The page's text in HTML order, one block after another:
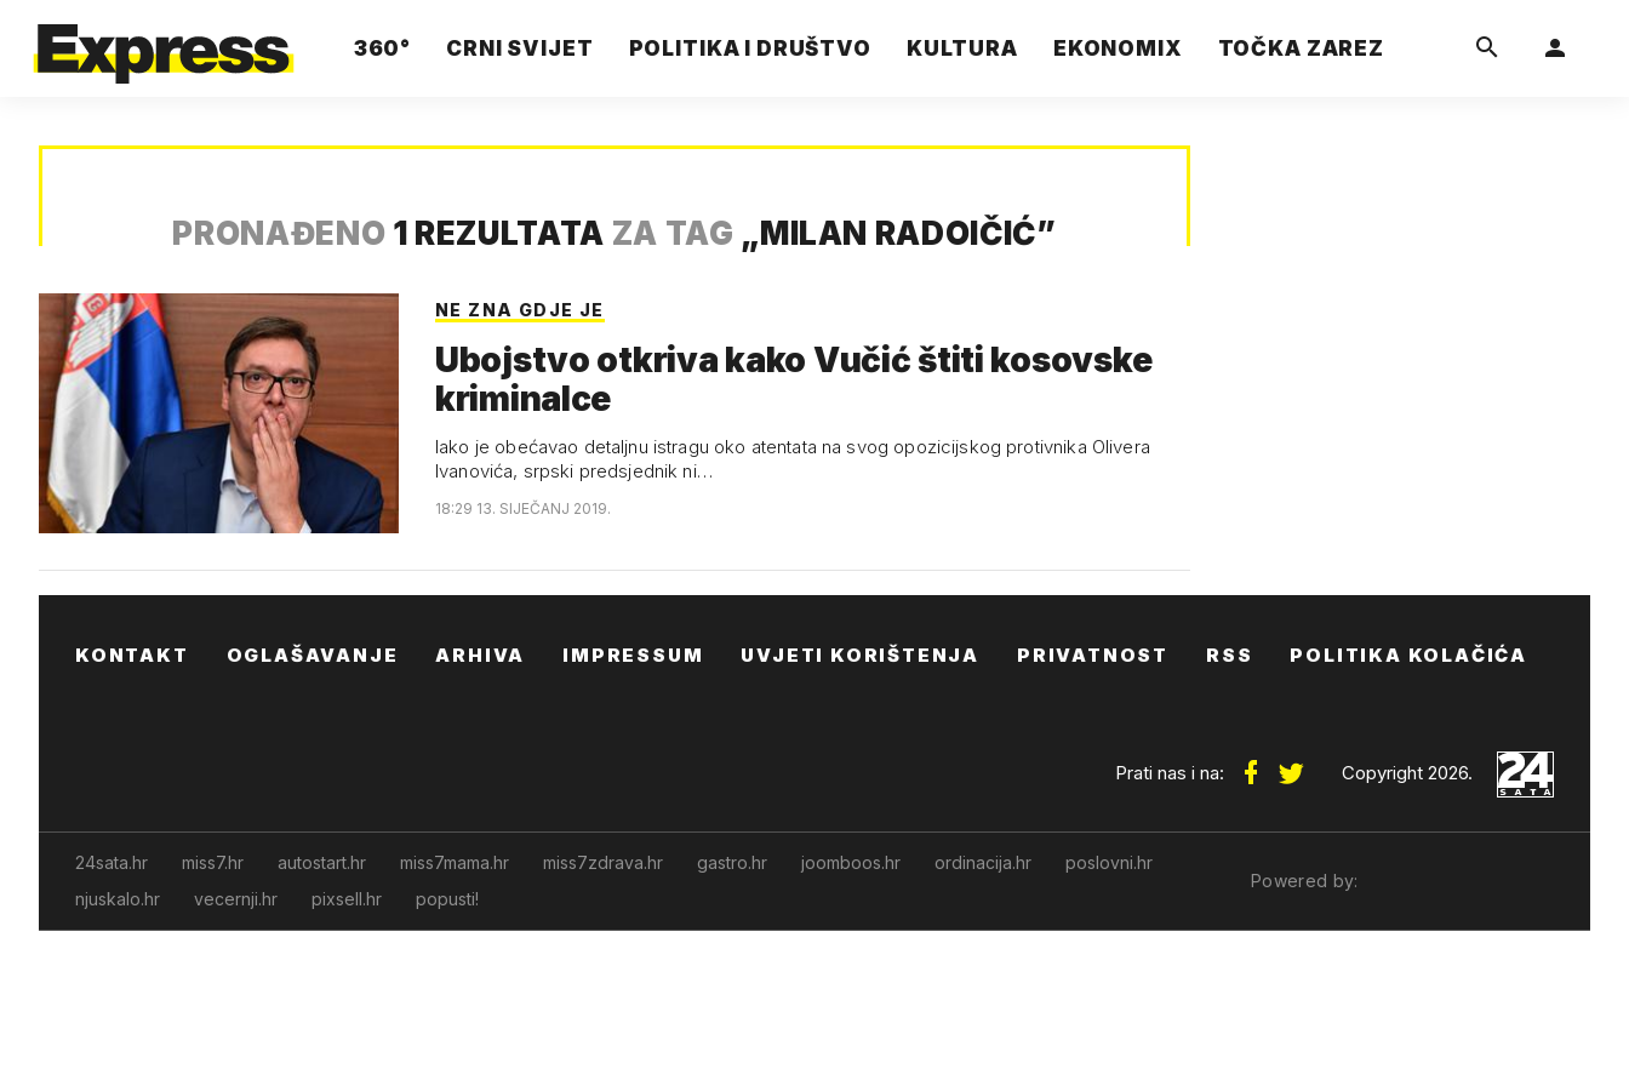
360° CRNI SVIJET POLITIKA I DRUŠTVO KULTURA EKONOMIX TOČKA ZAREZ
PRONAĐENO 1 REZULTATA ZA TAG „MILAN RADOIČIĆ”
NE ZNA GDJE JE
Ubojstvo otkriva kako Vučić štiti kosovske
kriminalce
Iako je obećavao detaljnu istragu oko atentata na svog opozicijskog protivnika Olivera
Ivanovića, srpski predsjednik ni…
18:29 13. SIJEČANJ 2019.
KONTAKT OGLAŠAVANJE ARHIVA IMPRESSUM UVJETI KORIŠTENJA PRIVATNOST RSS POLITIKA KOLAČIĆA
Prati nas i na: Copyright 2026.
24sata.hr miss7.hr autostart.hr miss7mama.hr miss7zdrava.hr gastro.hr joomboos.hr ordinacija.hr
poslovni.hr
njuskalo.hr
vecernji.hr pixsell.hr popusti!
Powered by: